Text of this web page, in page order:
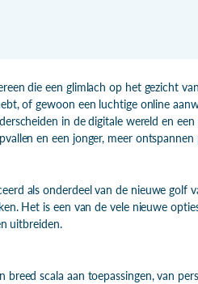
die een glimlach op het gezicht
of gewoon een luchtige online
in de digitale wereld en
en een jonger, meer
als onderdeel van de nieuwe golf
Het is een van de vele nieuwe
uitbreiden.
breed scala aan toepassingen, van